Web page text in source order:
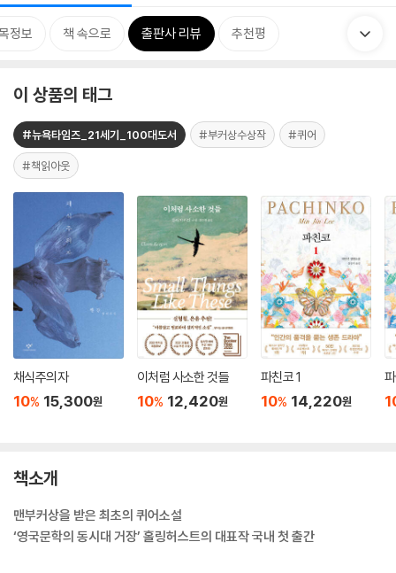
정보 책 속으로 출판사 리뷰 추천평
이 상품의 태그
#뉴욕타임즈_21세기_100대도서 #부커상수상작 #퀴어
#책읽아웃
채식주의자
10% 15,300원
이처럼 사소한 것들
10% 12,420원
파친코 1
10% 14,220원
책소개
맨부커상을 받은 최초의 퀴어소설
‘영국문학의 동시대 거장’ 홀링허스트의 대표작 국내 첫 출간